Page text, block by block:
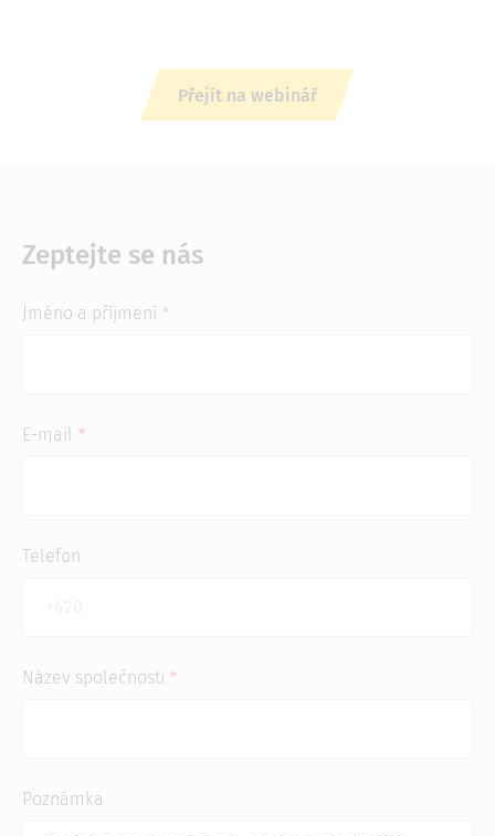
Přejít na webinář
Zeptejte se nás
Jméno a příjmení
E-mail
Telefon
Název společnosti
Poznámka